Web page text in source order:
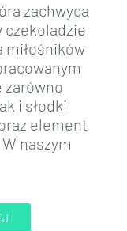
zachwyca
czekoladzie
miłośników
zarówno
i słodki
element
naszym